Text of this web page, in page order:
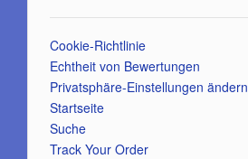
Cookie-Richtlinie
Echtheit von Bewertungen
Privatsphäre-Einstellungen ändern
Startseite
Suche
Track Your Order